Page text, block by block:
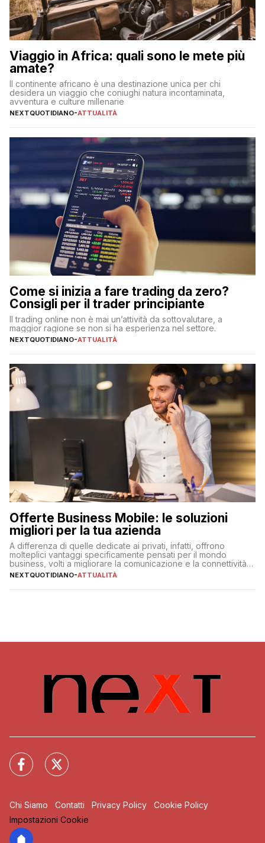
Viaggio in Africa: quali sono le mete più
amate?
Il continente africano è una destinazione unica per chi
desidera un viaggio che coniughi natura incontaminata,
avventura e culture millenarie
NEXTQUOTIDIANO-ATTUALITÀ
Come si inizia a fare trading da zero?
Consigli per il trader principiante
Il trading online non è mai un’attività da sottovalutare, a
maggior ragione se non si ha esperienza nel settore.
NEXTQUOTIDIANO-ATTUALITÀ
Offerte Business Mobile: le soluzioni
migliori per la tua azienda
A differenza di quelle dedicate ai privati, infatti, offrono
molteplici vantaggi specificamente pensati per il mondo
business, volti a migliorare la comunicazione e la connettività
degli utenti
NEXTQUOTIDIANO-ATTUALITÀ
Chi Siamo Contatti Privacy Policy
Cookie Policy
Impostazioni Cookie